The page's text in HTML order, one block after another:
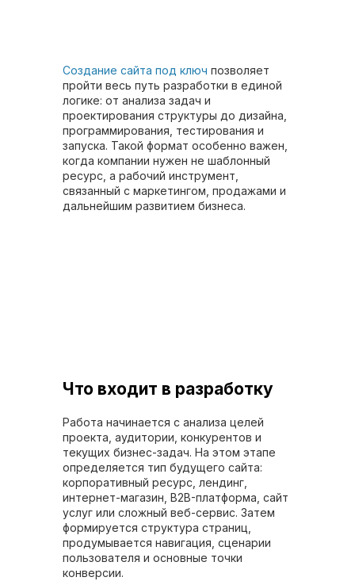
Создание сайта под ключ позволяет
пройти весь путь разработки в единой
логике: от анализа задач и
проектирования структуры до дизайна,
программирования, тестирования и
запуска. Такой формат особенно важен,
когда компании нужен не шаблонный
ресурс, а рабочий инструмент,
связанный с маркетингом, продажами и
дальнейшим развитием бизнеса.
Что входит в разработку
Работа начинается с анализа целей
проекта, аудитории, конкурентов и
текущих бизнес-задач. На этом этапе
определяется тип будущего сайта:
корпоративный ресурс, лендинг,
интернет-магазин, B2B-платформа, сайт
услуг или сложный веб-сервис. Затем
формируется структура страниц,
продумывается навигация, сценарии
пользователя и основные точки
конверсии.